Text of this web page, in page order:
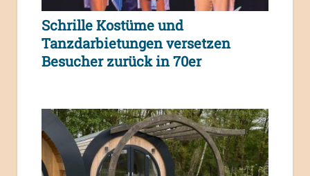
Schrille Kostüme und
Tanzdarbietungen versetzen
Besucher zurück in 70er